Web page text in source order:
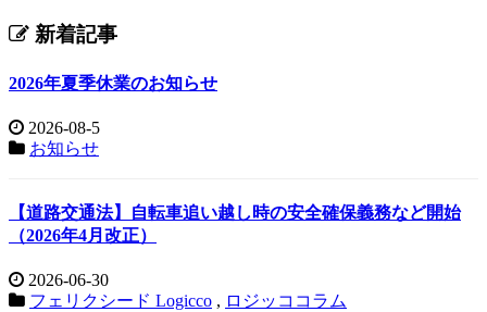
新着記事
2026年夏季休業のお知らせ
2026-08-5
お知らせ
【道路交通法】自転車追い越し時の安全確保義務など開始
（2026年4月改正）
2026-06-30
フェリクシード Logicco , ロジッココラム